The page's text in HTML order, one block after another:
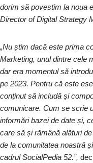
dorim să povestim la noua
Director of Digital Strategy
„Nu știm dacă este prima
Marketing, unul dintre cele
dar era momentul să
pe 2023. Pentru că este
conținut să includă și
comunicare. Cum se scrie
informări bazei de date și,
care să și rămână alături
de la comunitatea noastră
cadrul SocialPedia 52.”,